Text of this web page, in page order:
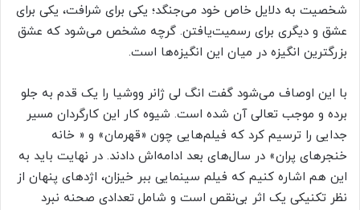
شخصیت به دلایل خاص خود می‌جنگد؛ یکی برای شرافت، یکی برای
عشق و دیگری برای رسمیت‌یافتن. گرچه مشخص می‌شود که عشق
بزرگترین انگیزه در میان این انگیزه‌ها است.
با این اوصاف می‌شود گفت انگ لی ژانر ووشیا را یک قدم به جلو
برده و موجب تعالی آن شده است. شیوه کار این کارگردان مسیر
جدایی را ترسیم کرد که فیلم‌هایی چون «قهرمان» و « خانه
خنجرهای پران» در سال‌های بعد ادامه‌اش دادند. در نهایت باید به
این هم اشاره کنیم که فیلم سینمایی ببر خیزان، اژدهای پنهان از
نظر تکنیکی یک اثر بی‌نقص است و شامل تعدادی صحنه نبرد